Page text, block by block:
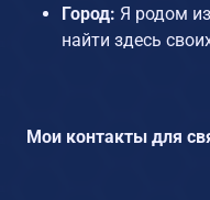
Город: Я родом из
найти здесь
Мои контакты для